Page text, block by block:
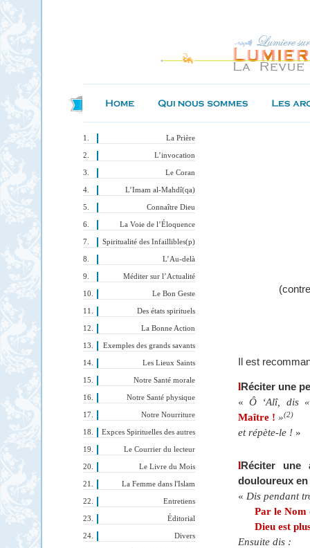
La Prière
L’invocation
Le Coran
L’Imam al-Mahdî(qa)
Connaître Dieu
La Voie de l’Éloquence
Spiritualité des Infaillibles(p)
L’Au-delà
Méditer sur l’Actualité
Le Bon Geste
Des états spirituels
La Bonne Action
Exemples des grands savants
Les Lieux Saints
Notre Santé morale
Notre Santé physique
Notre Nourriture
Expces Spirituelles des autres
Le Courrier du lecteur
Le Livre du Mois
La Femme dans l'Islam
Entretiens
Éditorial
Divers
Il est
lRéciter une
«Ô ‘Alî, dis «
Maître ! »(2)
et répète-le ! »
lRéciter une
douloureux
« Dis pendant
Par le Nom
Dieu est
Ensuite dis :